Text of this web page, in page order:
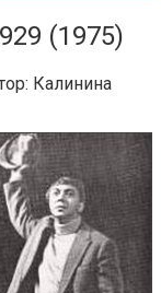
(1975)
Калинина